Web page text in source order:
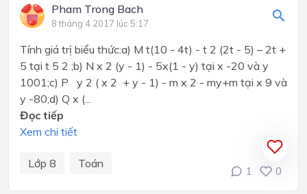
Pham Trong Bach
8 tháng 4 2017 lúc 5:17
Tính giá trị biểu thức:a) M t(10 - 4t) - t 2 (2t - 5) – 2t +
5 tại t 5 2 ;b) N x 2 (y - 1) - 5x(1 - y) tại x -20 và y
1001;c) P y 2 ( x 2 + y - 1) - m x 2 - my+m tại x 9 và
y -80;d) Q x (...
Đọc tiếp
Xem chi tiết
Lớp 8 Toán
1 0